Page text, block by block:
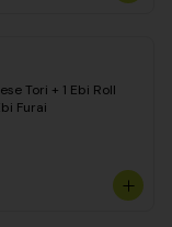
Tori + 1 Ebi Roll
Furai